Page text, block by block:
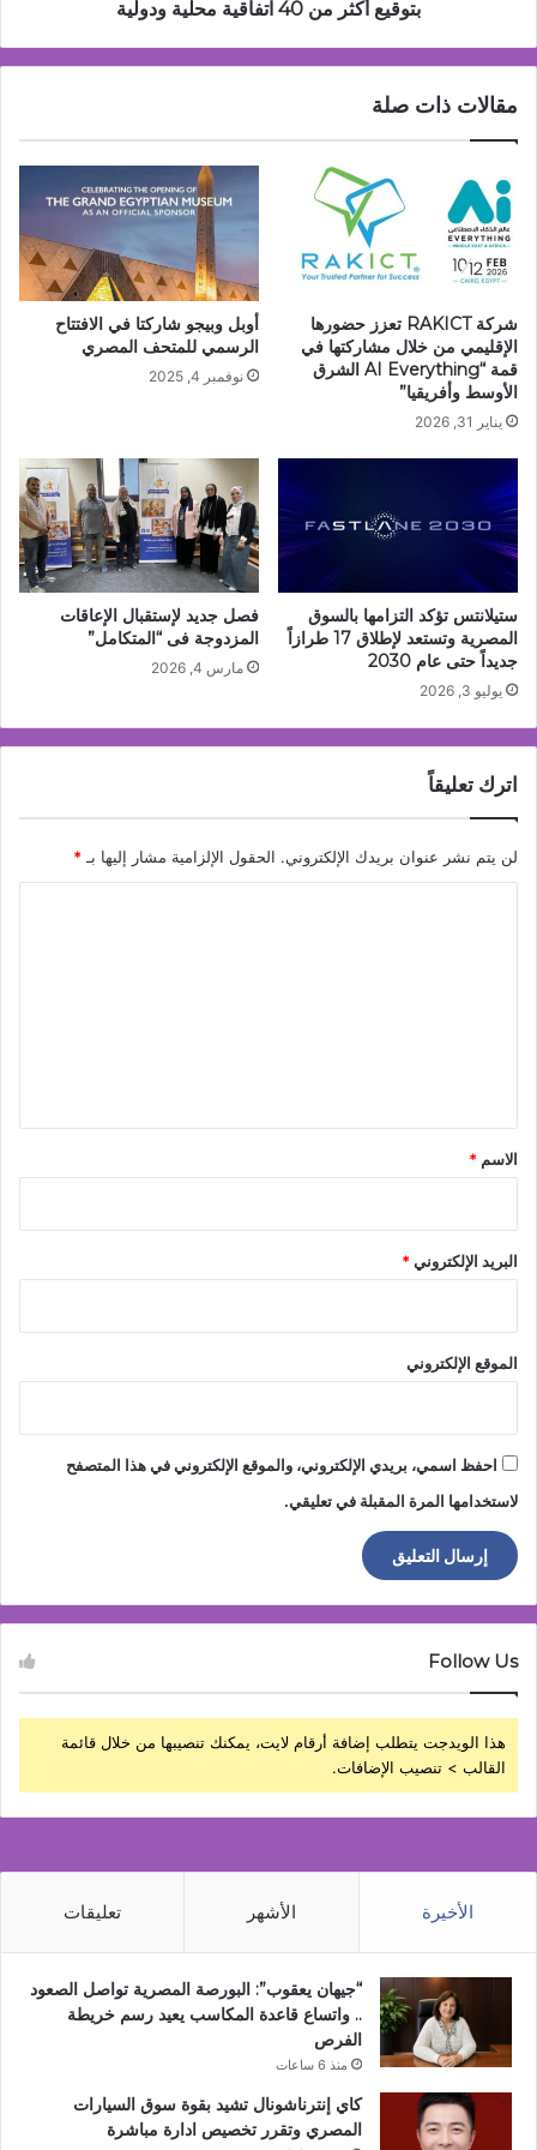
محلية
بتوقيع أكثر من 40 اتفاقية محلية ودولية
مقالات ذات صلة
شركة RAKICT تعزز حضورها
الإقليمي من خلال مشاركتها في
قمة “AI Everything الشرق
الأوسط وأفريقيا”
يناير 31, 2026
أوبل وبيجو شاركتا في الافتتاح
الرسمي للمتحف المصري
نوفمبر 4, 2025
ستيلانتس تؤكد التزامها بالسوق
المصرية وتستعد لإطلاق 17 طرازاً
جديداً حتى عام 2030
يوليو 3, 2026
فصل جديد لإستقبال الإعاقات
المزدوجة فى “المتكامل”
مارس 4, 2026
اترك تعليقاً
لن يتم نشر عنوان بريدك الإلكتروني. الحقول الإلزامية مشار إليها بـ*
*
الاسم *
البريد الإلكتروني*
الموقع الإلكتروني
احفظ اسمي، بريدي الإلكتروني، والموقع الإلكتروني في هذا المتصفح
لاستخدامها المرة المقبلة في تعليقي.
Follow Us
هذا الويدجت يتطلب إضافة أرقام لايت، يمكنك تنصيبها من خلال قائمة
القالب > تنصيب الإضافات.
الأخيرة الأشهر تعليقات
“جيهان يعقوب”: البورصة المصرية تواصل الصعود
.. واتساع قاعدة المكاسب يعيد رسم خريطة
الفرص
منذ 6 ساعات
كاي إنترناشونال تشيد بقوة سوق السيارات
المصري وتقرر تخصيص ادارة مباشرة